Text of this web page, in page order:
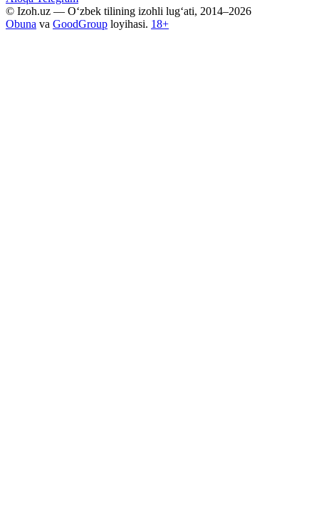
© Izoh.uz — O‘zbek tilining izohli lug‘ati, 2014–2026
Obuna va GoodGroup loyihasi. 18+